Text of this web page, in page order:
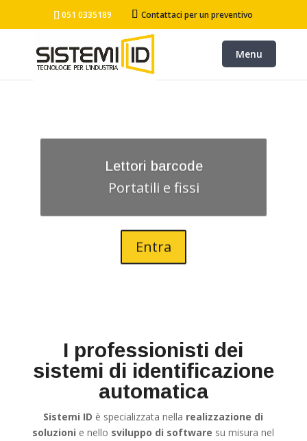
051 0335189 Contattaci per un preventivo
Lettori barcode
Portatili e fissi
Entra
I professionisti dei
sistemi di identificazione
automatica
Sistemi ID è specializzata nella realizzazione di
soluzioni e nello sviluppo di software su misura nel